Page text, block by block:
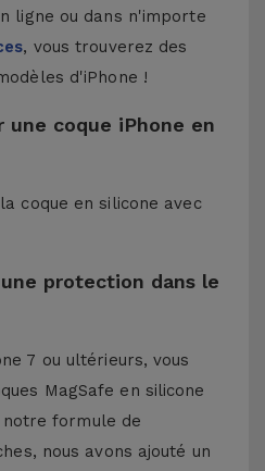
ligne ou dans n'importe
, vous trouverez des
d'iPhone !
coque iPhone en
coque en silicone avec
protection dans le
7 ou ultérieurs, vous
MagSafe en silicone
notre formule de
nous avons ajouté un